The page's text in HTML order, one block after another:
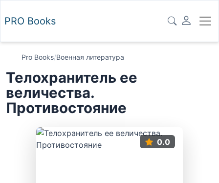
PRO Books
Pro Books/Военная литература
Телохранитель ее
величества.
Противостояние
0.0